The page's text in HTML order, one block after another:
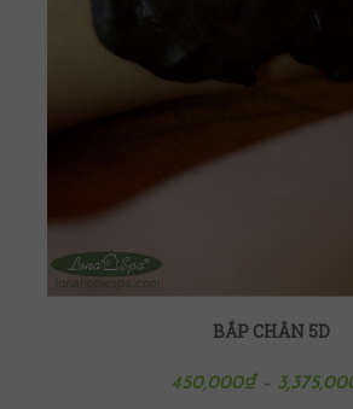
BẮP CHÂN 5D
450,000₫–